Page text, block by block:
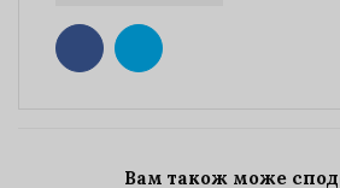
Вам також може